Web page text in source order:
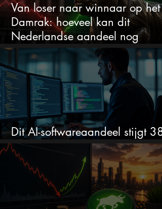
Van loser naar winnaar op het
Damrak: hoeveel kan dit
Nederlandse aandeel nog
stijgen?
Dit AI-softwareaandeel stijgt
en zet de SaaS-crash op zijn